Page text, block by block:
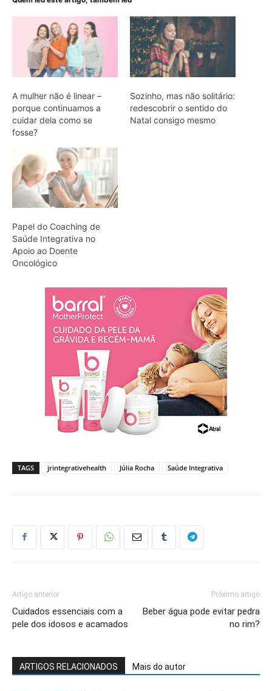
A mulher não é linear –
porque continuamos a
cuidar dela como se
fosse?
Sozinho, mas não solitário:
redescobrir o sentido do
Natal consigo mesmo
Papel do Coaching de
Saúde Integrativa no
Apoio ao Doente
Oncológico
TAGS jrintegrativehealth Júlia Rocha Saúde Integrativa
Artigo anterior
Cuidados essenciais com a
pele dos idosos e acamados
Próximo artigo
Beber água pode evitar pedra
no rim?
ARTIGOS RELACIONADOS Mais do autor